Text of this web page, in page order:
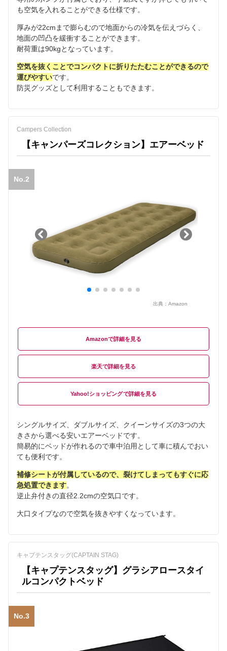
も空気を入れることができる仕様です。
厚みが22cmまで膨らむので地面からの冷気を伝えづらく、
地面の凹凸を緩衝することができます。
耐荷重は90kgとなっています。
空気を抜くことでコンパクトに折りたたむことができるので
運びやすいです。
防災グッズとして利用することもできます。
Campers Collection
【キャンパーズコレクション】エアーベッド
No.2
出典： Amazon
Amazon
楽天
Yahoo!ショッピング
シングルサイズ、ダブルサイズ、クイーンサイズの3つの大
きさから選べる安いエアーベッドです。
簡易的にベッドが作れるので車中泊用として車に積んでおい
ても便利です。
補修シートが付属しているので、裂けてしまってもすぐに応
急処置できます。
逆止弁付きの直径2.2cmの空気口です。
大口タイプなので空気を抜きやすくなっています。
キャプテンスタッグ(CAPTAIN STAG)
【キャプテンスタッグ】グラシアロースタイ
ルコンパクトベッド
No.3